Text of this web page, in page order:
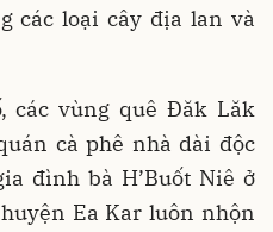
các loại cây địa lan và
các vùng quê Đăk Lăk
cà phê nhà dài độc
đình bà H’Buốt Niê ở
Ea Kar luôn nhộn